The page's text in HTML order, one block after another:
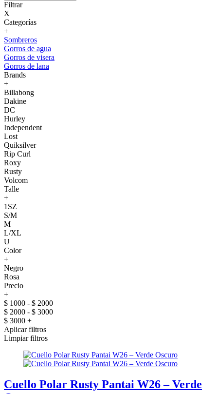
Filtrar
X
Categorías
+
Sombreros
Gorros de agua
Gorros de visera
Gorros de lana
Brands
+
Billabong
Dakine
DC
Hurley
Independent
Lost
Quiksilver
Rip Curl
Roxy
Rusty
Volcom
Talle
+
1SZ
S/M
M
L/XL
U
Color
+
Negro
Rosa
Precio
+
$ 1000 - $ 2000
$ 2000 - $ 3000
$ 3000 +
Aplicar filtros
Limpiar filtros
Cuello Polar Rusty Pantai W26 – Verde